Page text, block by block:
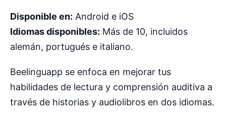
Disponible en: Android e iOS
Idiomas disponibles: Más de 10, incluidos
alemán, portugués e italiano.
Beelinguapp se enfoca en mejorar tus
habilidades de lectura y comprensión auditiva a
través de historias y audiolibros en dos idiomas.